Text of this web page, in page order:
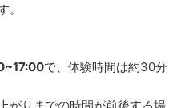
で、体験時間は約30分